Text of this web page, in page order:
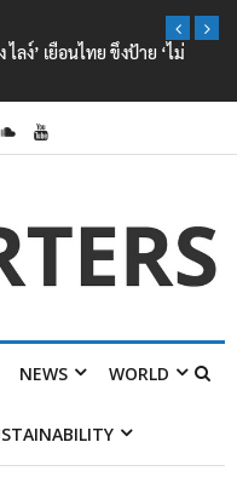
ลง์’ เยือนไทย ขึงป้าย ‘ไม่
NEWS WORLD